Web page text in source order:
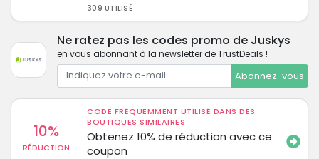
309 UTILISÉ
Ne ratez pas les codes promo de Juskys
en vous abonnant à la newsletter de TrustDeals !
Abonnez-vous
10%
RÉDUCTION
CODE FRÉQUEMMENT UTILISÉ DANS DES
BOUTIQUES SIMILAIRES
Obtenez 10% de réduction avec ce
coupon